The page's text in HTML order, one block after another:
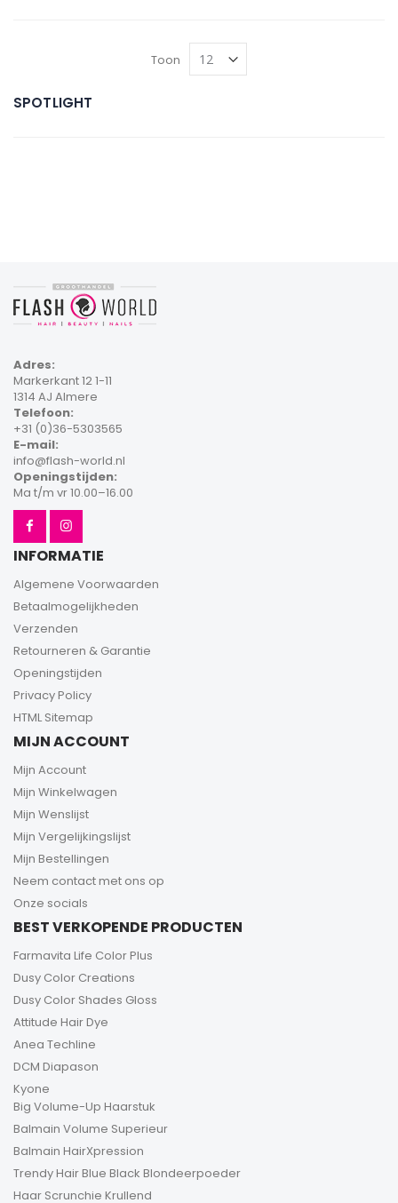
Toon
SPOTLIGHT
Adres:
Markerkant 12 1-11
1314 AJ Almere
Telefoon:
+31 (0)36-5303565
E-mail:
info@flash-world.nl
Openingstijden:
Ma t/m vr 10.00–16.00
INFORMATIE
Algemene Voorwaarden
Betaalmogelijkheden
Verzenden
Retourneren & Garantie
Openingstijden
Privacy Policy
HTML Sitemap
MIJN ACCOUNT
Mijn Account
Mijn Winkelwagen
Mijn Wenslijst
Mijn Vergelijkingslijst
Mijn Bestellingen
Neem contact met ons op
Onze socials
BEST VERKOPENDE PRODUCTEN
Farmavita Life Color Plus
Dusy Color Creations
Dusy Color Shades Gloss
Attitude Hair Dye
Anea Techline
DCM Diapason
Kyone
Big Volume-Up Haarstuk
Balmain Volume Superieur
Balmain HairXpression
Trendy Hair Blue Black Blondeerpoeder
Haar Scrunchie Krullend